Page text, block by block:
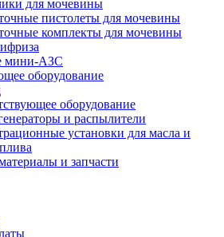
для мочевины
пистолеты для мочевины
комплекты для мочевины
мини-АЗС
оборудование
оборудование
и распылители
установки для масла и
и запчасти